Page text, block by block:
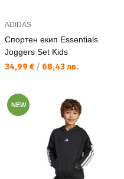
ADIDAS
Спортен екип Essentials
Joggers Set Kids
Текуща цена:
34,99 € / 68,43 лв.
NEW